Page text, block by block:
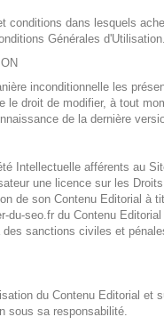
dans lesquels
Générales d'Utilisation.
inconditionnelle les
droit de modifier, à tout
de la dernière
Intellectuelle afférents au
une licence sur les
de son Contenu Editorial
seo.fr du Contenu
sanctions civiles et
du Contenu Editorial
sous sa responsabilité.